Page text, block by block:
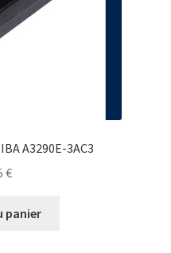
A3290E-3AC3
€
panier